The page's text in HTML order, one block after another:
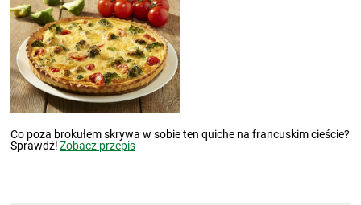
Co poza brokułem skrywa w sobie ten quiche na francuskim cieście?
Sprawdź!Zobacz przepis